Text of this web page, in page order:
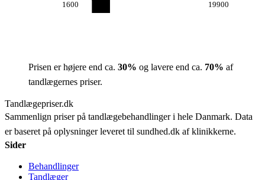
1600 19900
Prisen er højere end ca. 30% og lavere end ca. 70% af
tandlægernes priser.
Tandlægepriser.dk
Sammenlign priser på tandlægebehandlinger i hele Danmark. Data
er baseret på oplysninger leveret til sundhed.dk af klinikkerne.
Sider
Behandlinger
Tandlæger